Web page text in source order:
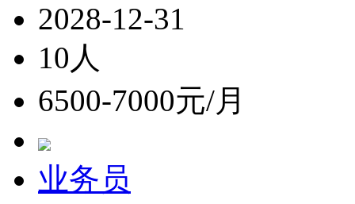
2028-12-31
10人
6500-7000元/月
业务员